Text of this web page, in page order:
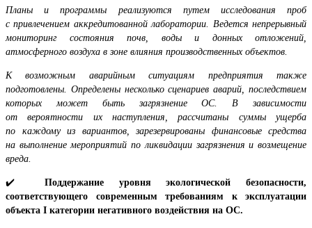
Планы и программы реализуются путем исследования проб
с привлечением аккредитованной лаборатории. Ведется непрерывный
мониторинг состояния почв, воды и донных отложений,
атмосферного воздуха в зоне влияния производственных объектов.
К возможным аварийным ситуациям предприятия также
подготовлены. Определены несколько сценариев аварий, последствием
которых может быть загрязнение ОС. В зависимости
от вероятности их наступления, рассчитаны суммы ущерба
по каждому из вариантов, зарезервированы финансовые средства
на выполнение мероприятий по ликвидации загрязнения и возмещение
вреда.
✔️Поддержание уровня экологической безопасности,
соответствующего современным требованиям к эксплуатации
объекта I категории негативного воздействия на ОС.